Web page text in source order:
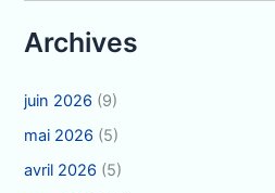
Archives
juin 2026 (9)
mai 2026 (5)
avril 2026 (5)